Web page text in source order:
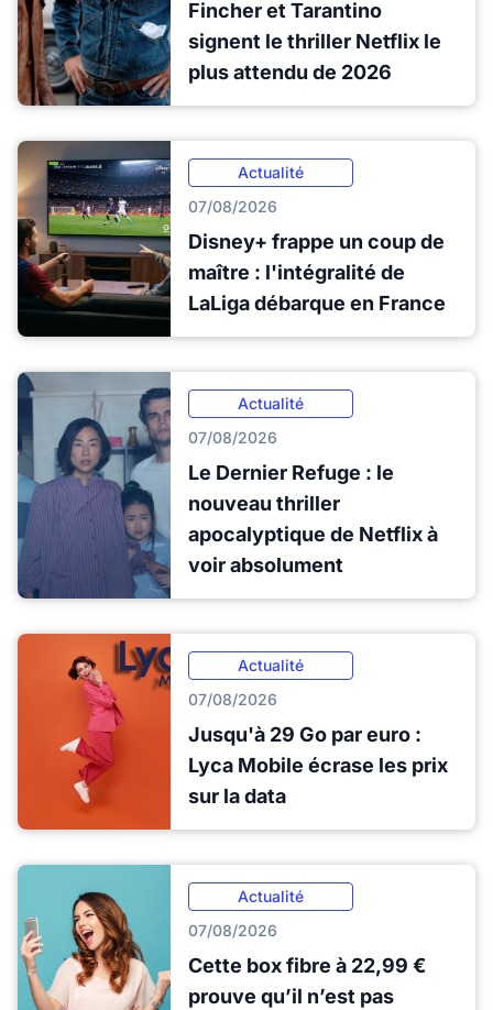
Fincher et Tarantino
signent le thriller Netflix le
plus attendu de 2026
Actualité
07/08/2026
Disney+ frappe un coup de
maître : l'intégralité de
LaLiga débarque en France
Actualité
07/08/2026
Le Dernier Refuge : le
nouveau thriller
apocalyptique de Netflix à
voir absolument
Actualité
07/08/2026
Jusqu'à 29 Go par euro :
Lyca Mobile écrase les prix
sur la data
Actualité
07/08/2026
Cette box fibre à 22,99 €
prouve qu’il n’est pas